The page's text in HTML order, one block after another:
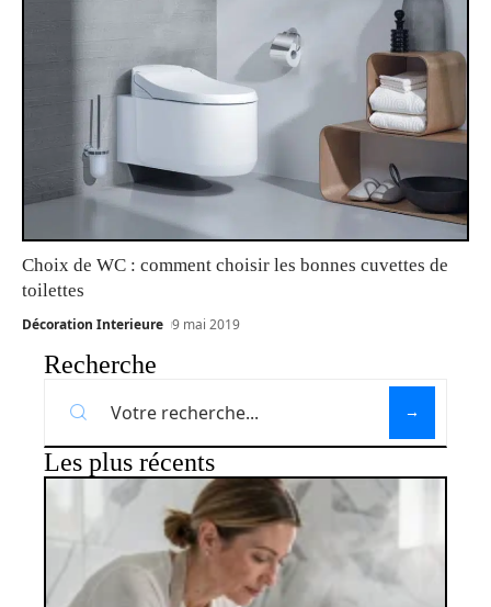
Choix de WC : comment choisir les bonnes cuvettes de
toilettes
Décoration Interieure 9 mai 2019
Recherche
Les plus récents